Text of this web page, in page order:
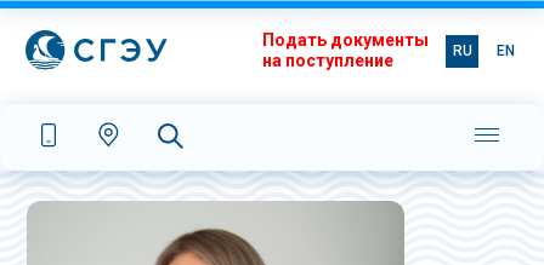
RU EN
Подать документы
на поступление